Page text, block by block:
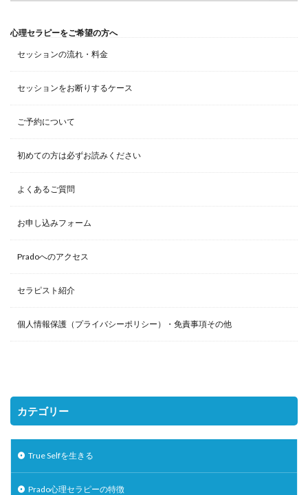
心理セラピーをご希望の方へ
セッションの流れ・料金
セッションをお断りするケース
ご予約について
初めての方は必ずお読みください
よくあるご質問
お申し込みフォーム
Pradoへのアクセス
セラピスト紹介
個人情報保護（プライバシーポリシー）・免責事項その他
カテゴリー
True Selfを生きる
Prado心理セラピーの特徴